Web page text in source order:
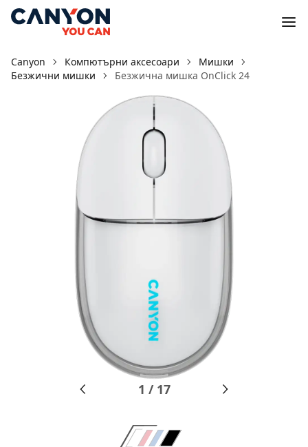
Canyon Компютърни аксесоари
Мишки
Безжични мишки
Безжична мишка OnClick 24
1 / 17